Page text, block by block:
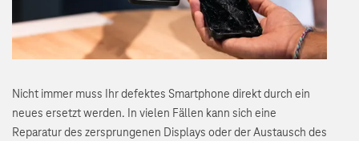
Nicht immer muss Ihr defektes Smartphone direkt durch ein
neues ersetzt werden. In vielen Fällen kann sich eine
Reparatur des zersprungenen Displays oder der Austausch des